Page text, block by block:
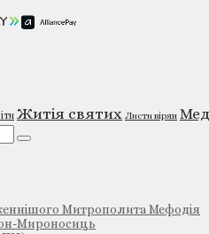
Житія святих Листи вірян
Митрополита Мефодія
Мироносиць